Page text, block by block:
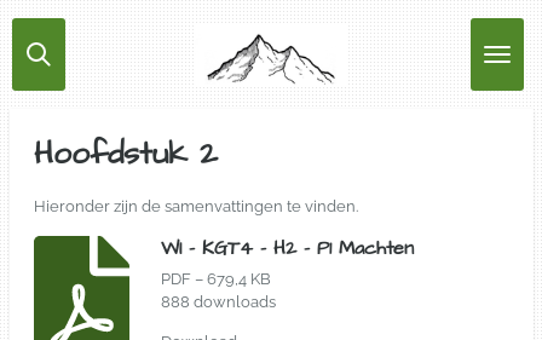
Ga
direct
naar
de
hoofdinhoud
Hoofdstuk 2
Hieronder zijn de samenvattingen te vinden.
WI - KGT4 - H2 - P1 Machten
PDF – 679,4 KB
888 downloads